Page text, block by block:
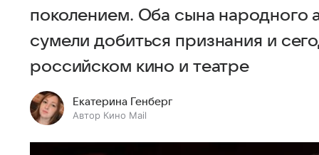
поколением. Оба сына народного
сумели добиться признания и
российском кино и театре
Екатерина Генберг
Автор Кино Mail